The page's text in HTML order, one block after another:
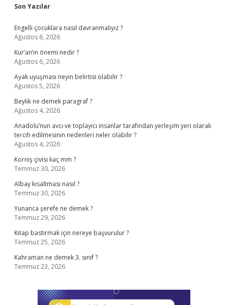
Sidebar
Son Yazılar
Engelli çocuklara nasıl davranmalıyız ?
Ağustos 6, 2026
Kur’an’ın önemi nedir ?
Ağustos 6, 2026
Ayak uyuşması neyin belirtisi olabilir ?
Ağustos 5, 2026
Beylik ne demek paragraf ?
Ağustos 4, 2026
Anadolu’nun avcı ve toplayıcı insanlar tarafından yerleşim yeri olarak
tercih edilmesinin nedenleri neler olabilir ?
Ağustos 4, 2026
Korniş çivisi kaç mm ?
Temmuz 30, 2026
Albay kısaltması nasıl ?
Temmuz 30, 2026
Yunanca şerefe ne demek ?
Temmuz 29, 2026
Kitap bastırmak için nereye başvurulur ?
Temmuz 25, 2026
Kahraman ne demek 3. sınıf ?
Temmuz 23, 2026